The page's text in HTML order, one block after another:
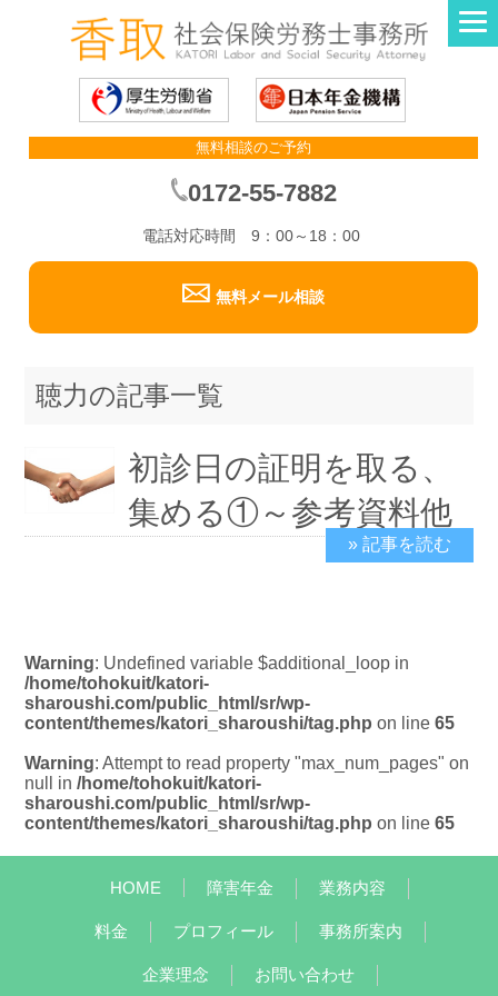
無料相談のご予約
0172-55-7882
電話対応時間 9：00～18：00
無料メール相談
聴力の記事一覧
初診日の証明を取る、
集める①～参考資料他
2018/12/18
» 記事を読む
Warning: Undefined variable $additional_loop in
/home/tohokuit/katori-
sharoushi.com/public_html/sr/wp-
content/themes/katori_sharoushi/tag.php on line65
Warning: Attempt to read property "max_num_pages" on
null in/home/tohokuit/katori-
sharoushi.com/public_html/sr/wp-
content/themes/katori_sharoushi/tag.php on line65
HOME 障害年金 業務内容
料金 プロフィール 事務所案内
企業理念 お問い合わせ